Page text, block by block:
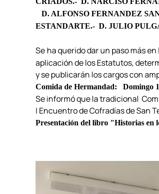
D. ALFONSO FERNANDEZ
ESTANDARTE.- D. JULIO
Se ha querido dar un paso más
aplicación de los Estatutos,
y se publicarán los cargos con
Comida de Hermandad: Domingo
Se informó que la tradicional
I Encuentro de Cofradías de San
Presentación del libro "Historias en